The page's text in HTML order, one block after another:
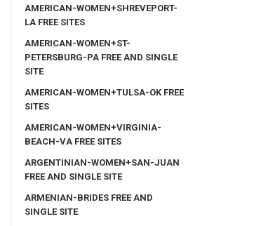
AMERICAN-WOMEN+SHREVEPORT-
LA FREE SITES
AMERICAN-WOMEN+ST-
PETERSBURG-PA FREE AND SINGLE
SITE
AMERICAN-WOMEN+TULSA-OK FREE
SITES
AMERICAN-WOMEN+VIRGINIA-
BEACH-VA FREE SITES
ARGENTINIAN-WOMEN+SAN-JUAN
FREE AND SINGLE SITE
ARMENIAN-BRIDES FREE AND
SINGLE SITE